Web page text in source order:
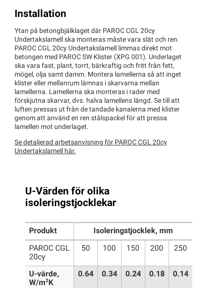
Installation
Ytan på betongbjälklaget där PAROC CGL 20cy
Undertakslamell ska monteras måste vara slät och ren.
PAROC CGL 20cy Undertakslamell limmas direkt mot
betongen med PAROC SW Klister (XPG 001). Underlaget
ska vara fast, plant, torrt, bärkraftig och fritt från fett,
mögel, olja samt damm. Montera lamellerna så att inget
klister eller mellanrum lämnas i skarvarna mellan
lamellerna. Lamellerna ska monteras i rader med
förskjutna skarvar, dvs. halva lamellens längd. Se till att
luften pressas ut från de tandade kanalerna med klister
genom att använd en ren stålspackel för att pressa
lamellen mot underlaget.
Se detaljerad arbetsanvisning för PAROC CGL 20cy
Undertakslamell här.
U-Värden för olika
isoleringstjocklekar
Produkt Isoleringstjocklek, mm
PAROC CGL
20cy
50 100 150 200 250
U-värde,
W/m2K
0.64 0.34 0.24 0.18 0.14